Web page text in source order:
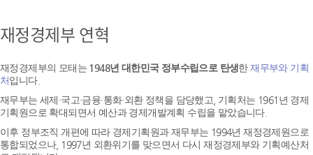
재정경제부 연혁
재정경제부의 모태는 1948년 대한민국 정부수립으로 탄생한재무부와 기획
처입니다.
재무부는 세제·국고·금융·통화·외환 정책을 담당했고, 기획처는 1961년 경제
기획원으로 확대되면서 예산과 경제개발계획 수립을 맡았습니다.
이후 정부조직 개편에 따라 경제기획원과 재무부는 1994년 재정경제원으로
통합되었으나, 1997년 외환위기를 맞으면서 다시 재정경제부와 기획예산처